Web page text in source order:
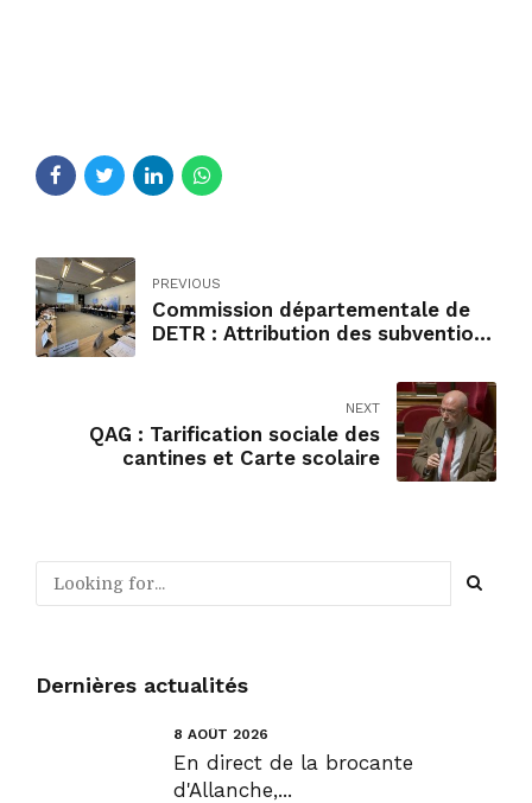
PREVIOUS
Commission départementale de
DETR : Attribution des subventions
NEXT
QAG : Tarification sociale des
cantines et Carte scolaire
Dernières actualités
8 AOÛT 2026
En direct de la brocante
d'Allanche,...